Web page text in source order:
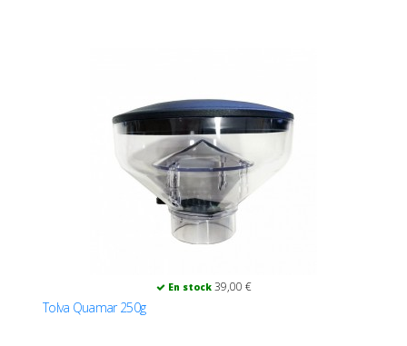
En stock 39,00 €
Tolva Quamar 250g